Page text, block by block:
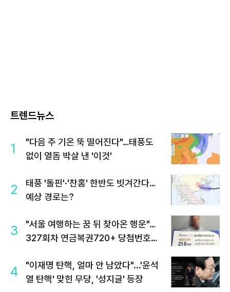
트렌드뉴스
1
"다음 주 기온 뚝 떨어진다"…태풍도
없이 열돔 박살 낸 '이것'
2
태풍 '돌핀'·'찬홈' 한반도 빗겨간다…
예상 경로는?
3
"서울 여행하는 꿈 뒤 찾아온 행운"…
327회차 연금복권720+ 당첨번호조
4
"이재명 탄핵, 얼마 안 남았다"...'윤석
열 탄핵' 맞힌 무당, '성지글' 등장